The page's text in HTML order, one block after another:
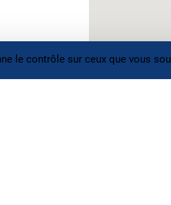
le contrôle sur ceux que vous